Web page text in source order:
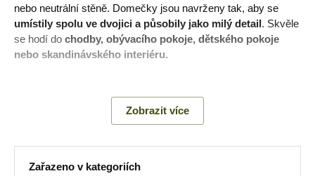
nebo neutrální stěně. Domečky jsou navrženy tak, aby se
umístily spolu ve dvojici a působily jako milý detail. Skvěle
se hodí do chodby, obývacího pokoje, dětského pokoje
nebo skandinávského interiéru.
Hlavní výhody produktu:
Jednoduchý, moderní a čistý design
Zobrazit více
Zařazeno v kategoriích